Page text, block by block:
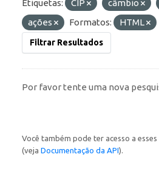
Etiquetas: CIP câmbio
ações
Formatos: HTML
Filtrar Resultados
Por favor tente uma nova
Você também pode ter acesso a
(veja Documentação da API).